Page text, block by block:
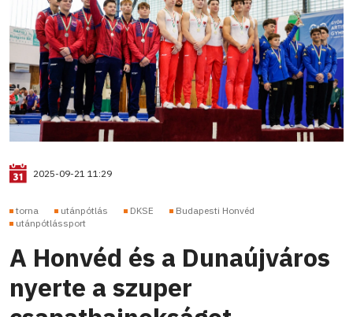
2025-09-21 11:29
torna utánpótlás DKSE
Budapesti Honvéd
utánpótlássport
A Honvéd és a Dunaújváros
nyerte a szuper